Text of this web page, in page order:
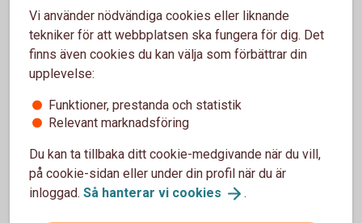
meddelanden (betalfiler) i XML-format. Swedbank
erbjuder möjlighet att ta emot betalningsuppdrag och
leverera information till våra kunder för följande
tjänster.
ISO20022-baserade betalningsfiler
Vi använder nödvändiga cookies eller liknande
tekniker för att webbplatsen ska fungera för dig. Det
finns även cookies du kan välja som förbättrar din
upplevelse:
Funktioner, prestanda och statistik
Relevant marknadsföring
Du kan ta tillbaka ditt cookie-medgivande när du vill,
på cookie-sidan eller under din profil när du är
inloggad. Så hanterar vi cookies .